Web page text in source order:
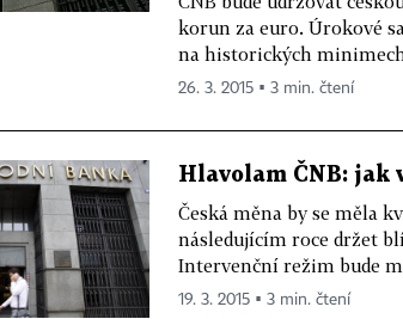
korun za euro. Úrokové
na historických
26. 3. 2015 ▪ 3 min. čtení
Hlavolam ČNB:
Česká měna by se měla
následujícím roce držet
Intervenční režim bude
19. 3. 2015 ▪ 3 min. čtení